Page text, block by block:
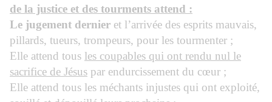
de la justice et des tourments attend :
Le jugement dernier et l’arrivée des esprits mauvais,
pillards, tueurs, trompeurs, pour les tourmenter ;
Elle attend tous les coupables qui ont rendu nul le
sacrifice de Jésus par endurcissement du cœur ;
Elle attend tous les méchants injustes qui ont exploité,